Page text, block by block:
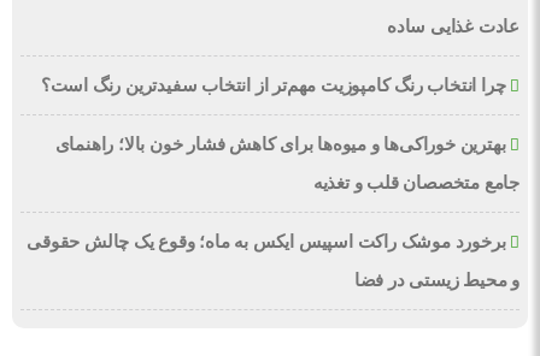
عادت غذایی ساده
چرا انتخاب رنگ کامپوزیت مهم‌تر از انتخاب سفیدترین رنگ است؟
بهترین خوراکی‌ها و میوه‌ها برای کاهش فشار خون بالا؛ راهنمای
جامع متخصصان قلب و تغذیه
برخورد موشک راکت اسپیس ایکس به ماه؛ وقوع یک چالش حقوقی
و محیط زیستی در فضا